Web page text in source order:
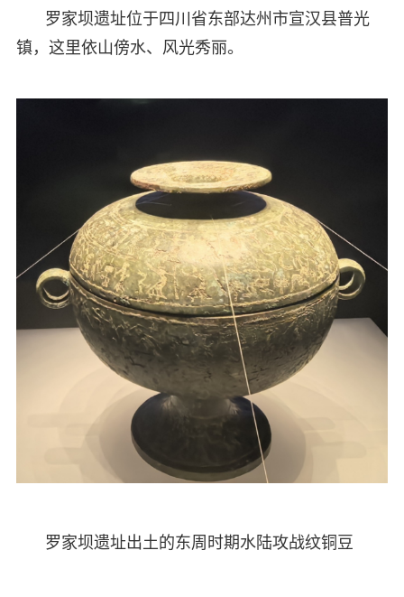
罗家坝遗址位于四川省东部达州市宣汉县普光
镇，这里依山傍水、风光秀丽。
罗家坝遗址出土的东周时期水陆攻战纹铜豆